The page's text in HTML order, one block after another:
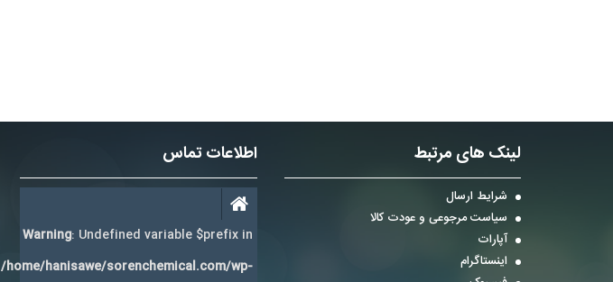
لینک های مرتبط
شرایط ارسال
سیاست مرجوعی و عودت کالا
آپارات
اینستاگرام
اطلاعات تماس
Warning: Undefined variable $prefix in
/home/hanisawe/sorenchemical.com/wp-